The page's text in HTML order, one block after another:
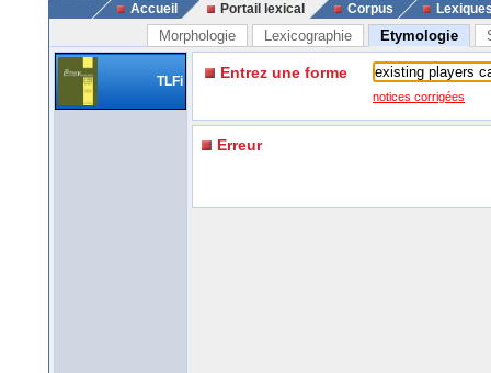
Accueil Portail lexical Corpus
Morphologie Lexicographie Etymologie
TLFi Entrez une forme
notices corrigées
Erreur